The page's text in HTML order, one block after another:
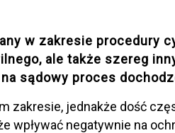
w zakresie procedury
ale także szereg
sądowy proces
zakresie, jednakże dość
wpływać negatywnie na